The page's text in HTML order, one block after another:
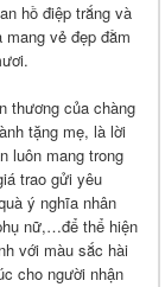
hồ điệp trắng và
vẻ đẹp đằm
thương của chàng
tặng mẹ, là lời
luôn mang trong
trao gửi yêu
ý nghĩa nhân
nữ,…để thể hiện
với màu sắc hài
cho người nhận